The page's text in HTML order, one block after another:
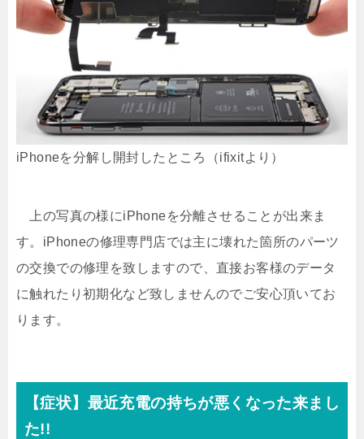
iPhoneを分解し開封したところ（ifixitより）
上の写真の様にiPhoneを分離させることが出来ま
す。iPhoneの修理専門店では主に壊れた箇所のパーツ
の交換での修理を致しますので、直接お客様のデータ
に触れたり初期化など致しませんのでご安心頂いてお
ります。
【症状】最近充電の持ちが悪くなった来まし
た!!